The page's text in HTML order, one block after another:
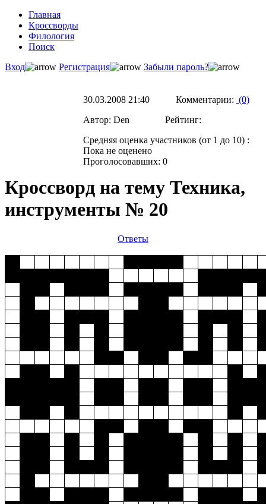
Главная
Кроссворды
Филология
Поиск
Вход
Регистрация Забыли пароль?
30.03.2008 21:40 Комментарии: (0)
Автор: Den Рейтинг:
Средняя оценка участников (от 1 до 10) :
Пока не оценено
Проголосовавших: 0
Кроссворд на тему Техника,
инструменты № 20
Ответы